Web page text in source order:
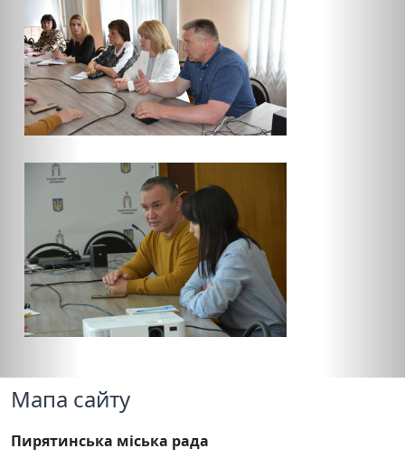
Мапа сайту
Пирятинська міська рада